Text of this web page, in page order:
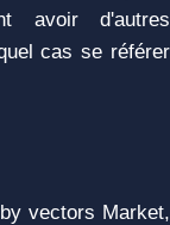
avoir d'autres
cas se référer
vectors Market,